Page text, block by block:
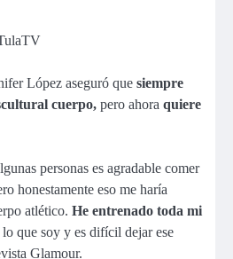
López aseguró que siempre
cuerpo, pero ahora quiere
personas es agradable comer
honestamente eso me haría
atlético. He entrenado toda mi
lo que soy y es difícil dejar ese
Glamour.